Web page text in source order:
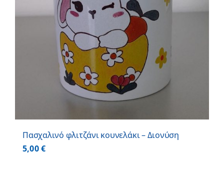
Πασχαλινό φλιτζάνι κουνελάκι – Διονύση
5,00€